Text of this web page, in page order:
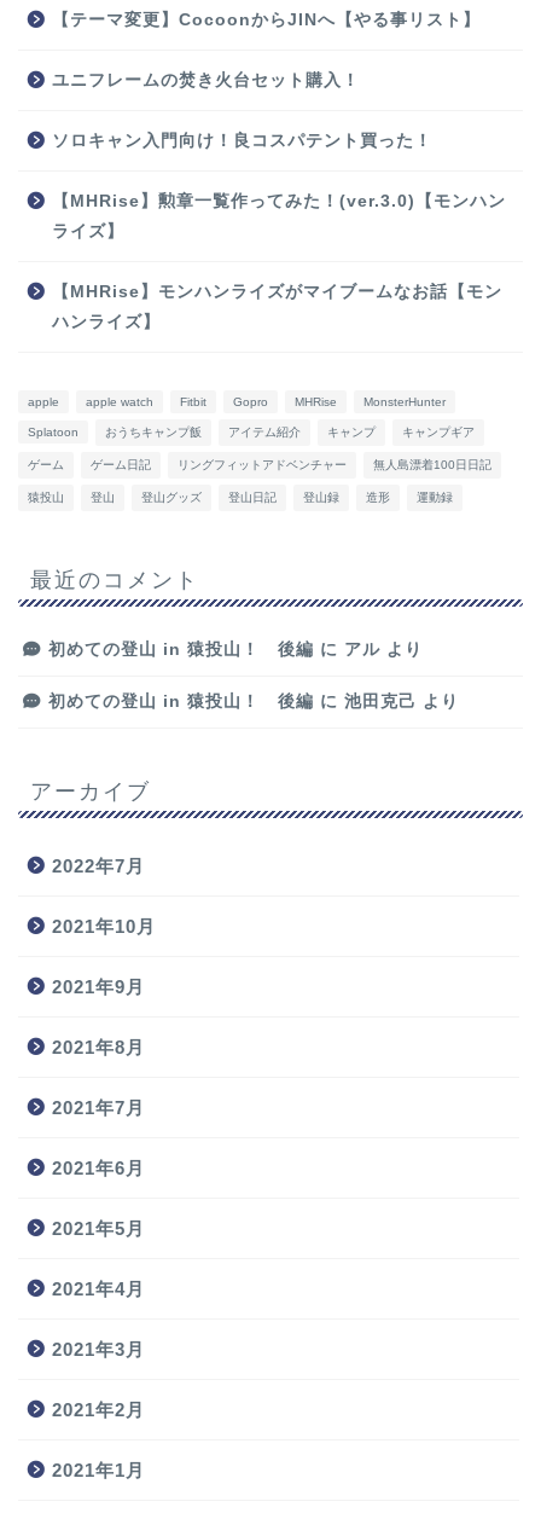
【テーマ変更】CocoonからJINへ【やる事リスト】
ユニフレームの焚き火台セット購入！
ソロキャン入門向け！良コスパテント買った！
【MHRise】勲章一覧作ってみた！(ver.3.0)【モンハン
ライズ】
【MHRise】モンハンライズがマイブームなお話【モン
ハンライズ】
apple apple watch Fitbit Gopro MHRise MonsterHunter
Splatoon おうちキャンプ飯 アイテム紹介 キャンプ キャンプギア
ゲーム ゲーム日記 リングフィットアドベンチャー 無人島漂着100日日記
猿投山 登山 登山グッズ 登山日記 登山録 造形 運動録
最近のコメント
初めての登山 in 猿投山！ 後編 に アル より
初めての登山 in 猿投山！ 後編 に 池田克己 より
アーカイブ
2022年7月
2021年10月
2021年9月
2021年8月
2021年7月
2021年6月
2021年5月
2021年4月
2021年3月
2021年2月
2021年1月